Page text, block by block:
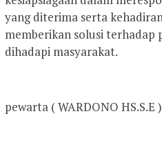
yang diterima serta
memberikan solusi terhadap
dihadapi masyarakat.
pewarta ( WARDONO HS.S.E )